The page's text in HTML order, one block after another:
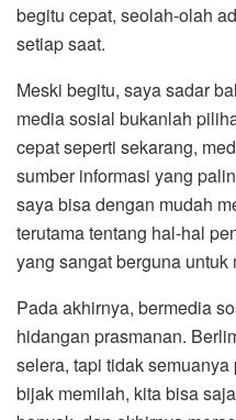
begitu cepat, seolah-olah
setiap saat.
Meski begitu, saya sadar
media sosial bukanlah
cepat seperti sekarang,
sumber informasi yang
saya bisa dengan mudah
terutama tentang hal-hal
yang sangat berguna
Pada akhirnya, bermedia
hidangan prasmanan.
selera, tapi tidak
bijak memilah, kita bisa